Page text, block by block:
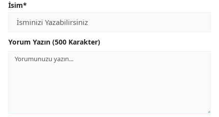
İsim*
Yorum Yazın (500 Karakter)